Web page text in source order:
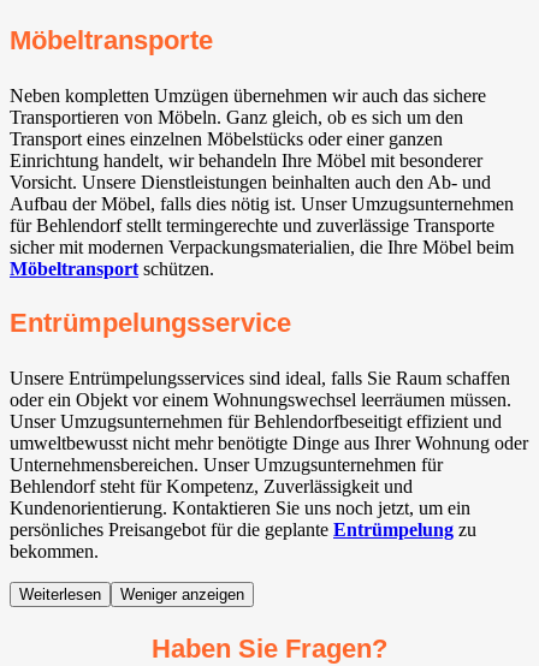
Möbeltransporte
Neben kompletten Umzügen übernehmen wir auch das sichere
Transportieren von Möbeln. Ganz gleich, ob es sich um den
Transport eines einzelnen Möbelstücks oder einer ganzen
Einrichtung handelt, wir behandeln Ihre Möbel mit besonderer
Vorsicht. Unsere Dienstleistungen beinhalten auch den Ab- und
Aufbau der Möbel, falls dies nötig ist. Unser Umzugsunternehmen
für Behlendorf stellt termingerechte und zuverlässige Transporte
sicher mit modernen Verpackungsmaterialien, die Ihre Möbel beim
Möbeltransportschützen.
Entrümpelungsservice
Unsere Entrümpelungsservices sind ideal, falls Sie Raum schaffen
oder ein Objekt vor einem Wohnungswechsel leerräumen müssen.
Unser Umzugsunternehmen für Behlendorfbeseitigt effizient und
umweltbewusst nicht mehr benötigte Dinge aus Ihrer Wohnung oder
Unternehmensbereichen. Unser Umzugsunternehmen für
Behlendorf steht für Kompetenz, Zuverlässigkeit und
Kundenorientierung. Kontaktieren Sie uns noch jetzt, um ein
persönliches Preisangebot für die geplante Entrümpelung zu
bekommen.
Weiterlesen Weniger anzeigen
Haben Sie Fragen?